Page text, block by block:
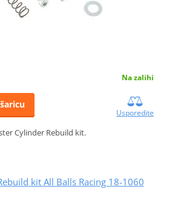
Na zalihi
Usporedite
Cylinder Rebuild kit.
kit All Balls Racing 18-1060